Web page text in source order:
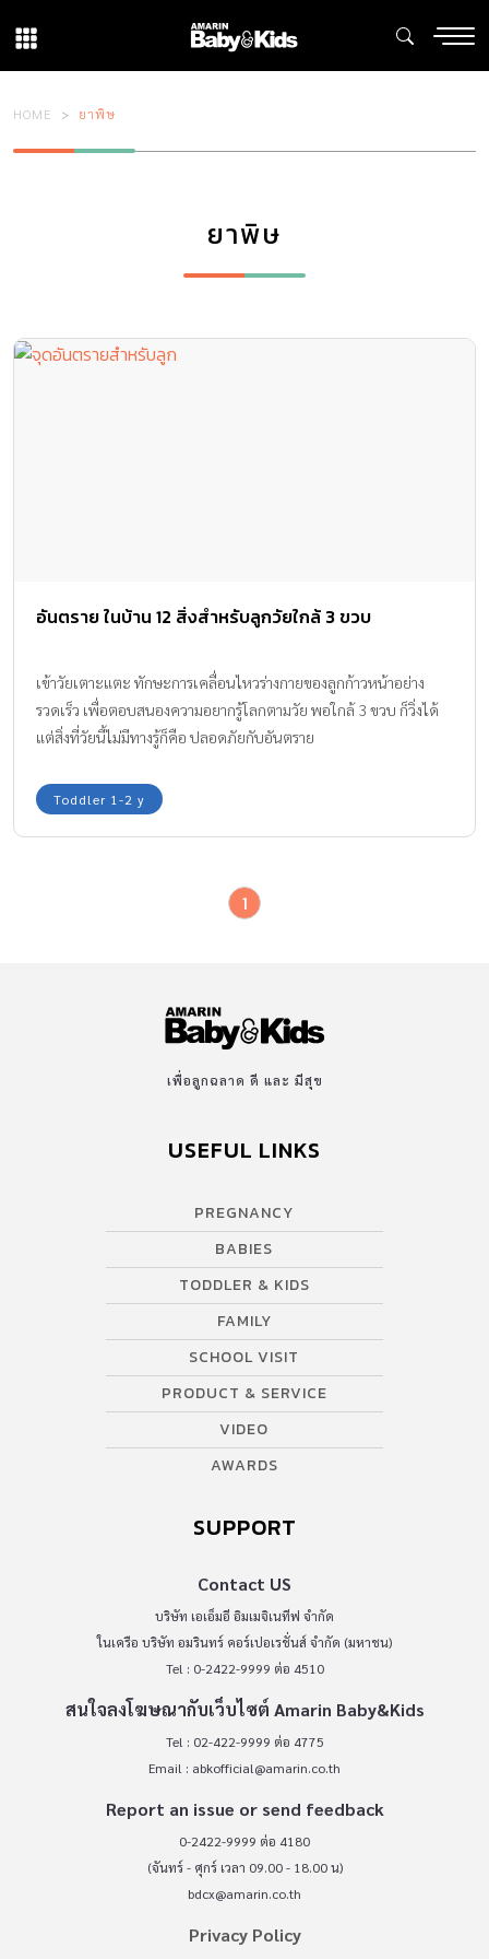
HOME ยาพิษ
ยาพิษ
อันตราย ในบ้าน 12 สิ่งสำหรับลูกวัยใกล้ 3 ขวบ
เข้าวัยเตาะแตะ ทักษะการเคลื่อนไหวร่างกายของลูกก้าวหน้าอย่าง
รวดเร็ว เพื่อตอบสนองความอยากรู้โลกตามวัย พอใกล้ 3 ขวบ ก็วิ่งได้
แต่สิ่งที่วัยนี้ไม่มีทางรู้ก็คือ ปลอดภัยกับอันตราย
Toddler 1-2 y
1
เพื่อลูกฉลาด ดี และ มีสุข
USEFUL LINKS
PREGNANCY
BABIES
TODDLER & KIDS
FAMILY
SCHOOL VISIT
PRODUCT & SERVICE
VIDEO
AWARDS
SUPPORT
Contact US
บริษัท เอเอ็มอี อิมเมจิเนทีฟ จำกัด
ในเครือ บริษัท อมรินทร์ คอร์เปอเรชั่นส์ จำกัด (มหาชน)
Tel : 0-2422-9999 ต่อ 4510
สนใจลงโฆษณากับเว็บไซต์ Amarin Baby&Kids
Tel : 02-422-9999 ต่อ 4775
Email : abkofficial@amarin.co.th
Report an issue or send feedback
0-2422-9999 ต่อ 4180
(จันทร์ - ศุกร์ เวลา 09.00 - 18.00 น)
bdcx@amarin.co.th
Privacy Policy